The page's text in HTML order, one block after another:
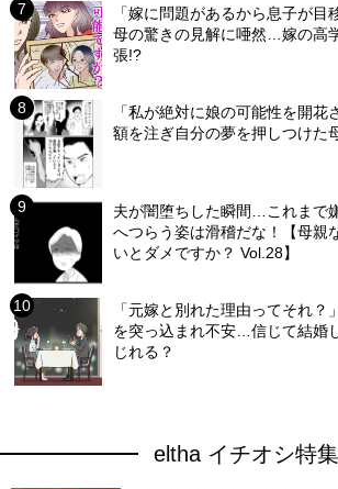
「嫁に問題があるから息子が目
母の驚きの見解に唖然…嫁の高
張!?
「私が絶対に娘の可能性を開
額を注ぎ自分の夢を押しつけた
夫が闇堕ちした瞬間…これまで
へつらう姿は滑稽だな！【母親
いとダメですか？ Vol.28】
「元嫁と別れた理由ってそれ？
を突っ込まれ不安…信じて結婚
じれる？
eltha イチオシ特集